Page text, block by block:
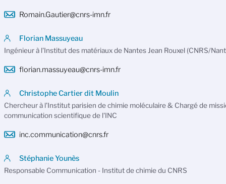
Romain.Gautier@cnrs-imn.fr
Florian Massuyeau
Ingénieur à l'Institut des matériaux de Nantes Jean Rouxel (CNRS/
florian.massuyeau@cnrs-imn.fr
Christophe Cartier dit Moulin
Chercheur à l'Institut parisien de chimie moléculaire & Chargé de
communication scientifique de l'INC
inc.communication@cnrs.fr
Stéphanie Younès
Responsable Communication - Institut de chimie du CNRS